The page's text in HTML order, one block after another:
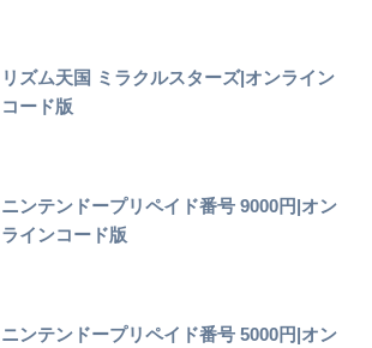
リズム天国 ミラクルスターズ|オンライン
コード版
ニンテンドープリペイド番号 9000円|オン
ラインコード版
ニンテンドープリペイド番号 5000円|オン